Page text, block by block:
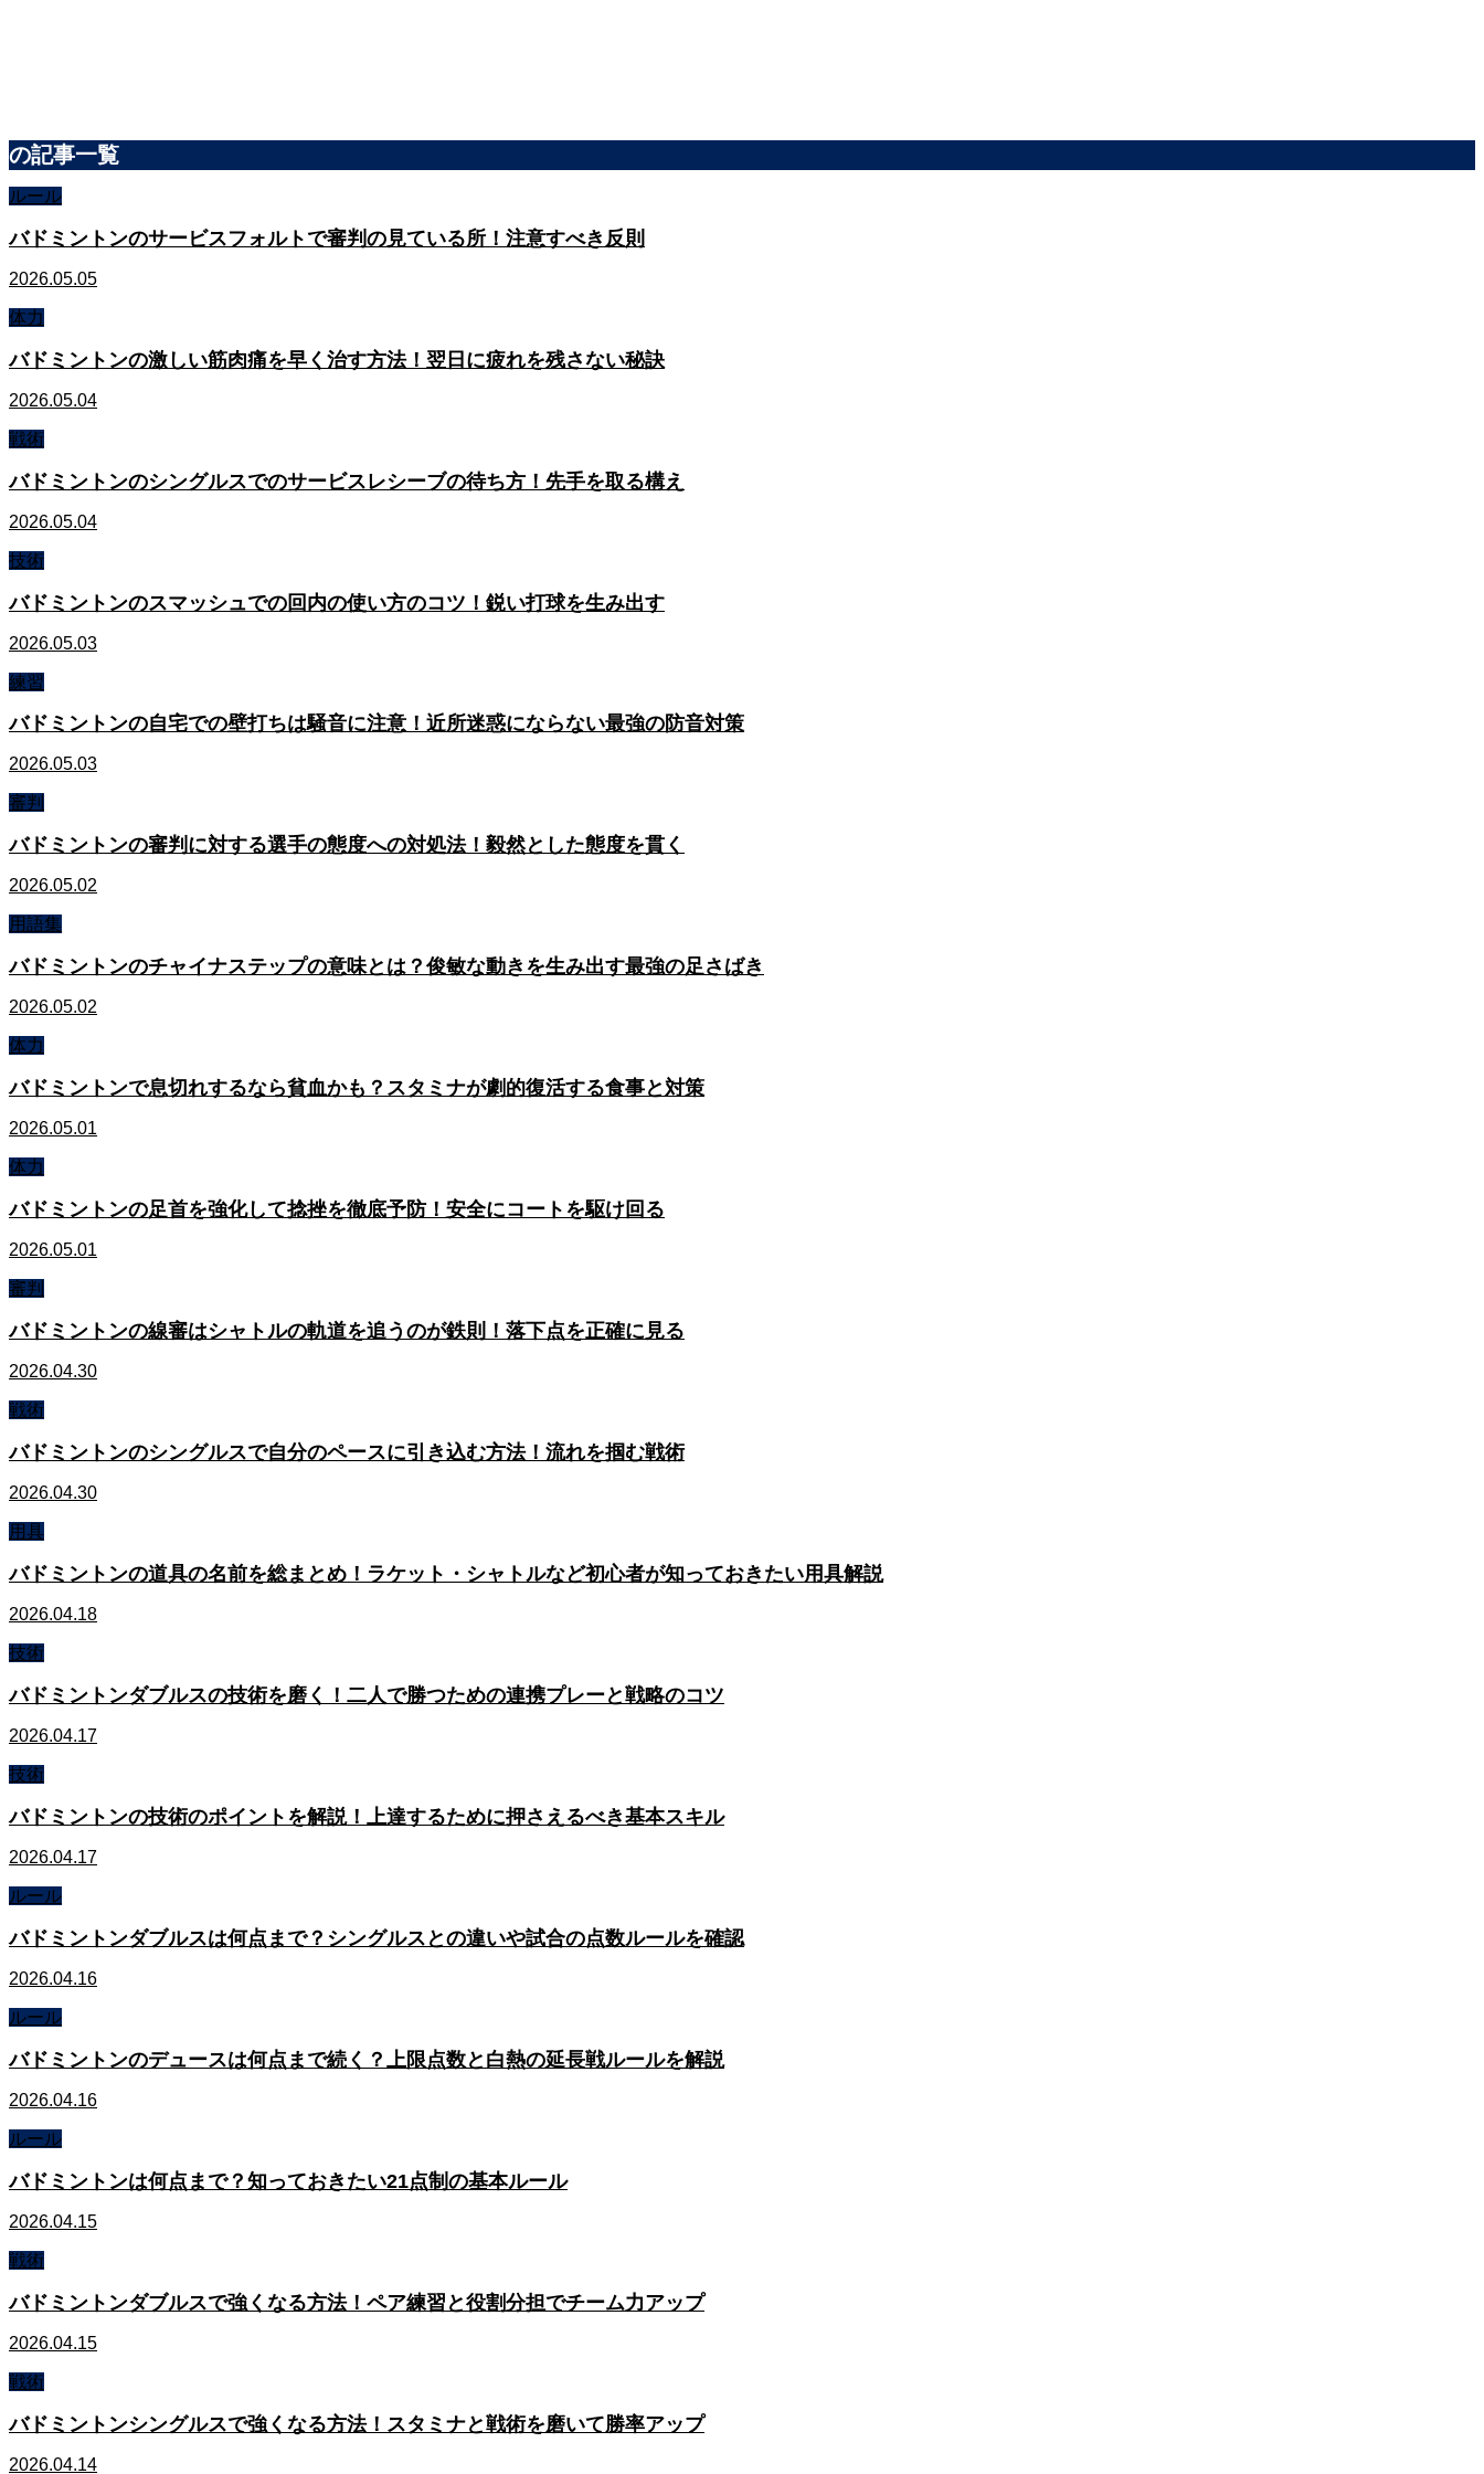
の記事一覧
ルール
バドミントンのサービスフォルトで審判の見ている所！注意すべき反則
2026.05.05
体力
バドミントンの激しい筋肉痛を早く治す方法！翌日に疲れを残さない秘訣
2026.05.04
戦術
バドミントンのシングルスでのサービスレシーブの待ち方！先手を取る構え
2026.05.04
技術
バドミントンのスマッシュでの回内の使い方のコツ！鋭い打球を生み出す
2026.05.03
練習
バドミントンの自宅での壁打ちは騒音に注意！近所迷惑にならない最強の防音対策
2026.05.03
審判
バドミントンの審判に対する選手の態度への対処法！毅然とした態度を貫く
2026.05.02
用語集
バドミントンのチャイナステップの意味とは？俊敏な動きを生み出す最強の足さばき
2026.05.02
体力
バドミントンで息切れするなら貧血かも？スタミナが劇的復活する食事と対策
2026.05.01
体力
バドミントンの足首を強化して捻挫を徹底予防！安全にコートを駆け回る
2026.05.01
審判
バドミントンの線審はシャトルの軌道を追うのが鉄則！落下点を正確に見る
2026.04.30
戦術
バドミントンのシングルスで自分のペースに引き込む方法！流れを掴む戦術
2026.04.30
用具
バドミントンの道具の名前を総まとめ！ラケット・シャトルなど初心者が知っておきたい用具解説
2026.04.18
技術
バドミントンダブルスの技術を磨く！二人で勝つための連携プレーと戦略のコツ
2026.04.17
技術
バドミントンの技術のポイントを解説！上達するために押さえるべき基本スキル
2026.04.17
ルール
バドミントンダブルスは何点まで？シングルスとの違いや試合の点数ルールを確認
2026.04.16
ルール
バドミントンのデュースは何点まで続く？上限点数と白熱の延長戦ルールを解説
2026.04.16
ルール
バドミントンは何点まで？知っておきたい21点制の基本ルール
2026.04.15
戦術
バドミントンダブルスで強くなる方法！ペア練習と役割分担でチーム力アップ
2026.04.15
戦術
バドミントンシングルスで強くなる方法！スタミナと戦術を磨いて勝率アップ
2026.04.14